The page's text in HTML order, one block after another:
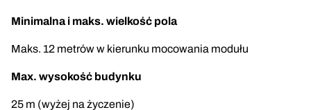
Minimalna i maks. wielkość pola
Maks. 12 metrów w kierunku mocowania modułu
Max. wysokość budynku
25 m (wyżej na życzenie)